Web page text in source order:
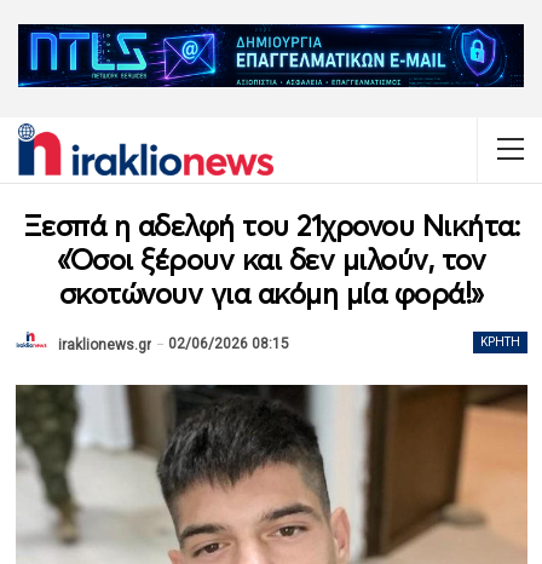
Ξεσπά η αδελφή του 21χρονου Νικήτα:
«Όσοι ξέρουν και δεν μιλούν, τον
σκοτώνουν για ακόμη μία φορά!»
ΚΡΉΤΗ
iraklionews.gr 02/06/2026 08:15